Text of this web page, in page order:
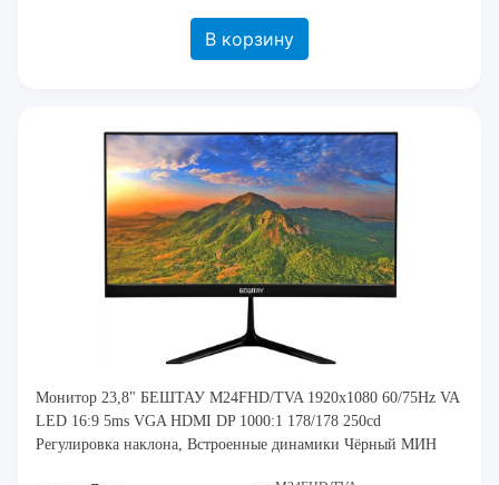
В корзину
Монитор 23,8" БЕШТАУ M24FHD/TVA 1920x1080 60/75Hz VA
LED 16:9 5ms VGA HDMI DP 1000:1 178/178 250cd
Регулировка наклона, Встроенные динамики Чёрный МИН